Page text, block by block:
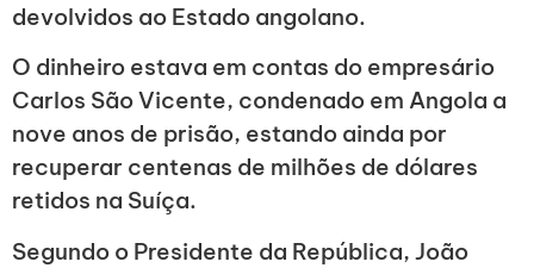
devolvidos ao Estado angolano.
O dinheiro estava em contas do empresário
Carlos São Vicente, condenado em Angola a
nove anos de prisão, estando ainda por
recuperar centenas de milhões de dólares
retidos na Suíça.
Segundo o Presidente da República, João